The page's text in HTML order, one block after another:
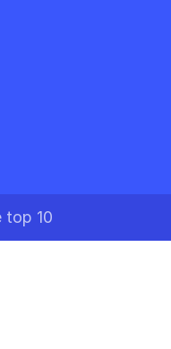
top 10